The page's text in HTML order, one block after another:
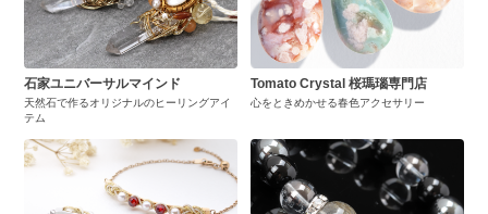
石家ユニバーサルマインド
天然石で作るオリジナルのヒーリングアイ
テム
Tomato Crystal 桜瑪瑙専門店
心をときめかせる春色アクセサリー